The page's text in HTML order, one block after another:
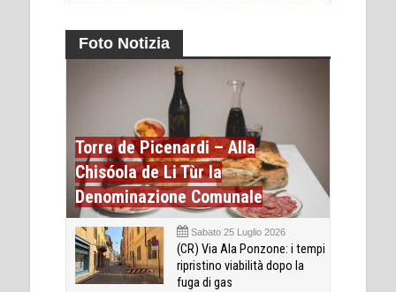
Foto Notizia
Torre de Picenardi – Alla
Chisóola de Li Tùr la
Denominazione Comunale
Sabato 25 Luglio 2026
(CR) Via Ala Ponzone: i tempi
ripristino viabilità dopo la
fuga di gas